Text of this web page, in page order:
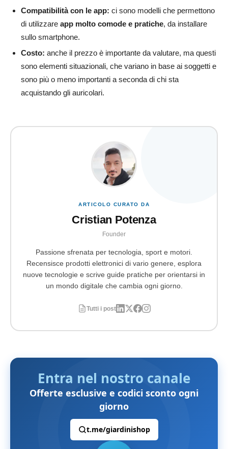
Compatibilità con le app: ci sono modelli che permettono
di utilizzare app molto comode e pratiche, da installare
sullo smartphone.
Costo: anche il prezzo è importante da valutare, ma questi
sono elementi situazionali, che variano in base ai soggetti e
sono più o meno importanti a seconda di chi sta
acquistando gli auricolari.
ARTICOLO CURATO DA
Cristian Potenza
Founder
Passione sfrenata per tecnologia, sport e motori.
Recensisce prodotti elettronici di vario genere, esplora
nuove tecnologie e scrive guide pratiche per orientarsi in
un mondo digitale che cambia ogni giorno.
Tutti i post
Entra nel nostro canale
Offerte esclusive e codici sconto ogni
giorno
t.me/giardinishop